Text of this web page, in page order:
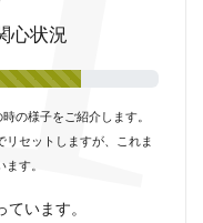
心状況
の様子をご紹介します。
リセットしますが、これま
す。
います。